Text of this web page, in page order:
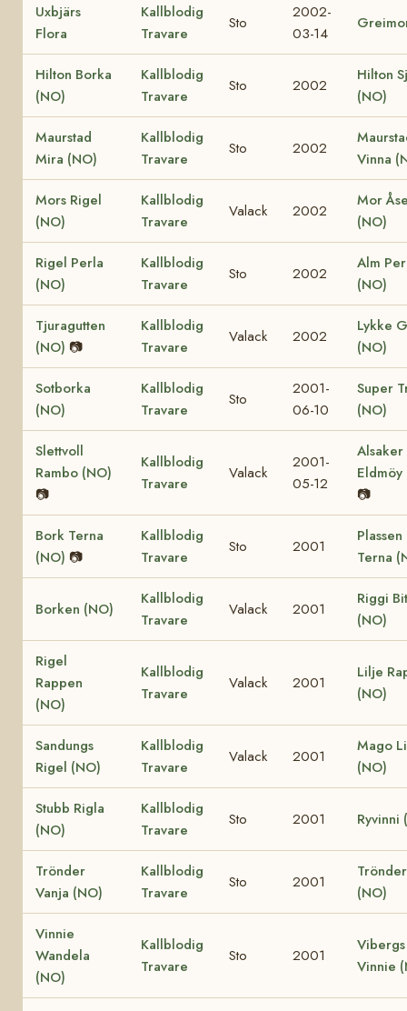
Uxbjärs
Flora
Kallblodig
Travare
Sto
2002-
03-14
Hilton Borka
(NO)
Kallblodig
Travare
Sto 2002
Hilton
(NO)
Maurstad
Mira (NO)
Kallblodig
Travare
Sto 2002
Vinna
Mors Rigel
(NO)
Kallblodig
Travare
Valack 2002
Mor
(NO)
Rigel Perla
(NO)
Kallblodig
Travare
Sto 2002
Alm
(NO)
Tjuragutten
(NO) 📷
Kallblodig
Travare
Valack 2002
Lykke
(NO)
Sotborka
(NO)
Kallblodig
Travare
Sto
2001-
06-10
Super
(NO)
Slettvoll
Rambo (NO)
📷
Kallblodig
Travare
Valack
2001-
05-12
Alsaker
Eldmöy
📷
Bork Terna
(NO) 📷
Kallblodig
Travare
Sto 2001
Plassen
Terna
Borken (NO)
Kallblodig
Travare
Valack 2001
Riggi
(NO)
Rigel
Rappen
(NO)
Kallblodig
Travare
Valack 2001
Lilje
(NO)
Sandungs
Rigel (NO)
Kallblodig
Travare
Valack 2001
Mago
(NO)
Stubb Rigla
(NO)
Kallblodig
Travare
Sto 2001 Ryvinni
Trönder
Vanja (NO)
Kallblodig
Travare
Sto 2001
(NO)
Vinnie
Wandela
(NO)
Kallblodig
Travare
Sto 2001
Vibergs
Vinnie